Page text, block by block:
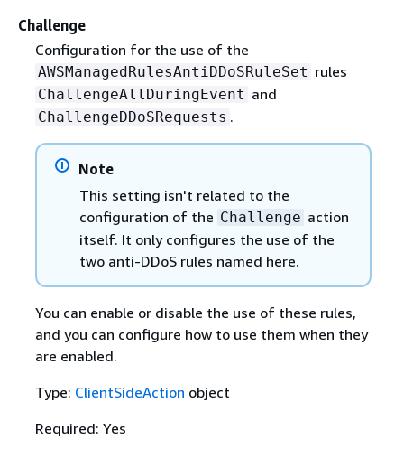
Challenge
Configuration for the use of the
AWSManagedRulesAntiDDoSRuleSet rules
ChallengeAllDuringEvent and
ChallengeDDoSRequests .
Note
This setting isn't related to the
configuration of the Challenge action
itself. It only configures the use of the
two anti-DDoS rules named here.
You can enable or disable the use of these rules,
and you can configure how to use them when they
are enabled.
Type: ClientSideAction object
Required: Yes